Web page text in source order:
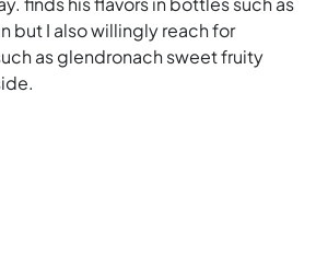
but I also willingly reach for
as glendronach sweet fruity